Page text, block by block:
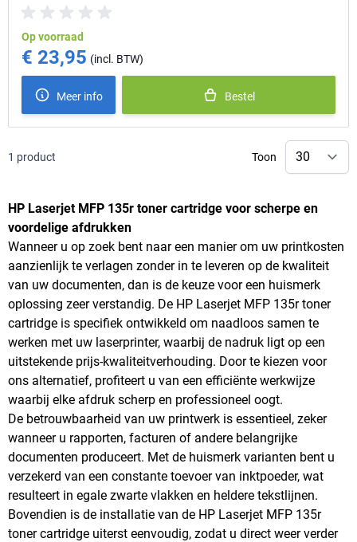
Op voorraad
€ 23,95
Meer info Bestel
1 product Toon
HP Laserjet MFP 135r toner cartridge voor scherpe en
voordelige afdrukken
Wanneer u op zoek bent naar een manier om uw printkosten
aanzienlijk te verlagen zonder in te leveren op de kwaliteit
van uw documenten, dan is de keuze voor een huismerk
oplossing zeer verstandig. De HP Laserjet MFP 135r toner
cartridge is specifiek ontwikkeld om naadloos samen te
werken met uw laserprinter, waarbij de nadruk ligt op een
uitstekende prijs-kwaliteitverhouding. Door te kiezen voor
ons alternatief, profiteert u van een efficiënte werkwijze
waarbij elke afdruk scherp en professioneel oogt.
De betrouwbaarheid van uw printwerk is essentieel, zeker
wanneer u rapporten, facturen of andere belangrijke
documenten produceert. Met de huismerk varianten bent u
verzekerd van een constante toevoer van inktpoeder, wat
resulteert in egale zwarte vlakken en heldere tekstlijnen.
Bovendien is de installatie van de HP Laserjet MFP 135r
toner cartridge uiterst eenvoudig, zodat u direct weer verder